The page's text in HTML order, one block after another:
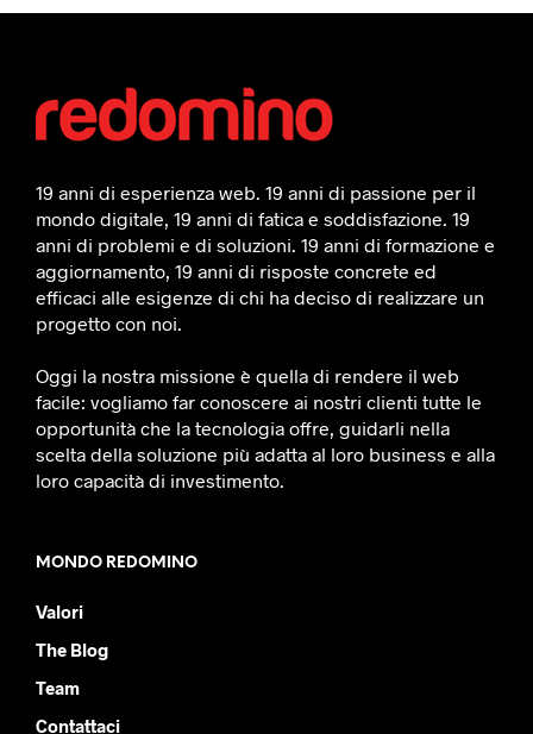
19 anni di esperienza web. 19 anni di passione per il
mondo digitale, 19 anni di fatica e soddisfazione. 19
anni di problemi e di soluzioni. 19 anni di formazione e
aggiornamento, 19 anni di risposte concrete ed
efficaci alle esigenze di chi ha deciso di realizzare un
progetto con noi.
Oggi la nostra missione è quella di rendere il web
facile: vogliamo far conoscere ai nostri clienti tutte le
opportunità che la tecnologia offre, guidarli nella
scelta della soluzione più adatta al loro business e alla
loro capacità di investimento.
MONDO REDOMINO
Valori
The Blog
Team
Contattaci